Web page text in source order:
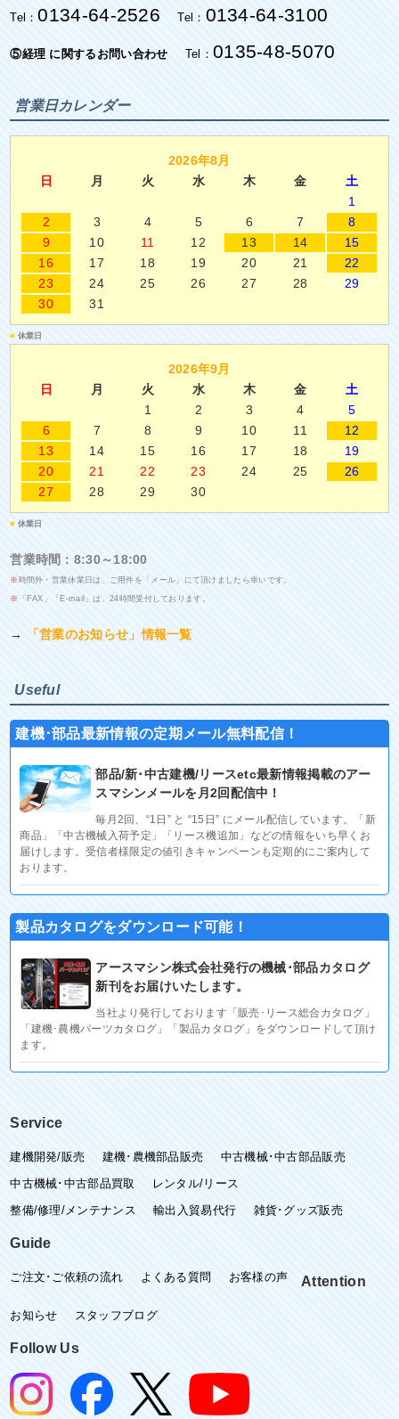
Tel：0134-64-2526 Tel： 0134-64-3100
⑤経理 に関するお問い合わせ Tel： 0135-48-5070
営業日カレンダー
2026年8月
日
月 火 水 木 金
土
1
2
3 4 5 6 7
8
9
10 11 12 13 14
15
16
17 18 19 20 21
22
23
24 25 26 27 28
29
30
31
■ 休業日
2026年9月
日
月 火 水 木 金
土
1
2 3 4
5
6
7 8 9 10 11
12
13
14 15 16 17 18
19
20
21 22 23 24 25
26
27
28 29 30
■ 休業日
営業時間：8:30～18:00
※ 時間外・営業休業日は、ご用件を「メール」にて頂けましたら幸いです。
※ 「FAX」「E-mail」は、24時間受付しております。
→ 「営業のお知らせ」情報一覧
Useful
建機･部品最新情報の定期メール無料配信！
部品/新･中古建機/リースetc最新情報掲載のアー
スマシンメールを月2回配信中！
毎月2回、“1日” と “15日” にメール配信しています。「新
商品」「中古機械入荷予定」「リース機追加」などの情報をいち早くお
届けします。受信者様限定の値引きキャンペーンも定期的にご案内して
おります。
製品カタログをダウンロード可能！
アースマシン株式会社発行の機械･部品カタログ
新刊をお届けいたします。
当社より発行しております「販売･リース総合カタログ」
「建機･農機パーツカタログ」「製品カタログ」をダウンロードして頂け
ます。
Service
建機開発/販売 建機･農機部品販売
中古機械･中古部品販売
中古機械･中古部品買取
レンタル/リース
整備/修理/メンテナンス
輸出入貿易代行 雑貨･グッズ販売
Guide
ご注文･ご依頼の流れ よくある質問 お客様の声 Attention
お知らせ スタッフブログ
Follow Us